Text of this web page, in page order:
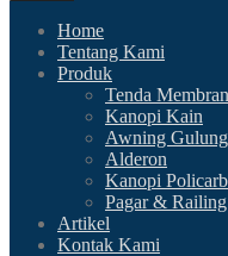
Home
Tentang Kami
Produk
Tenda Membran
Kanopi Kain
Awning Gulung
Alderon
Kanopi
Pagar & Railing
Artikel
Kontak Kami